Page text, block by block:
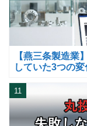
【燕三条製造業
していた3つの変
11